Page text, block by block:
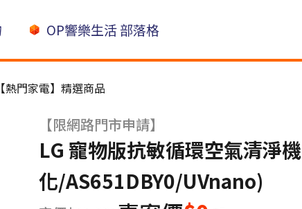
OP響樂生活 部落格
【熱門家電】精選商品
【限網路門市申請】
LG 寵物版抗敏循環空氣清淨
化/AS651DBY0/UVnano)